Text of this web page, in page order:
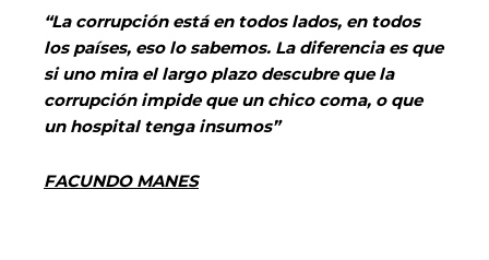
“La corrupción está en todos lados, en todos
los países, eso lo sabemos. La diferencia es que
si uno mira el largo plazo descubre que la
corrupción impide que un chico coma, o que
un hospital tenga insumos”
FACUNDO MANES